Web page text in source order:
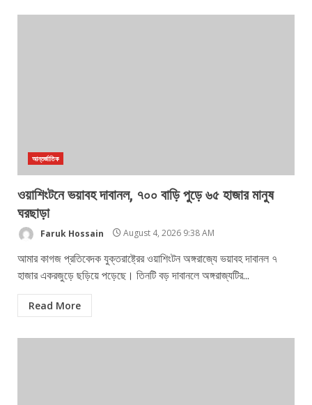
আন্তর্জাতিক
ওয়াশিংটনে ভয়াবহ দাবানল, ৭০০ বাড়ি পুড়ে ৬৫ হাজার মানুষ
ঘরছাড়া
Faruk Hossain August 4, 2026 9:38 AM
আমার কাগজ প্রতিবেদক যুক্তরাষ্ট্রের ওয়াশিংটন অঙ্গরাজ্যে ভয়াবহ দাবানল ৭
হাজার একরজুড়ে ছড়িয়ে পড়েছে। তিনটি বড় দাবানলে অঙ্গরাজ্যটির...
Read More